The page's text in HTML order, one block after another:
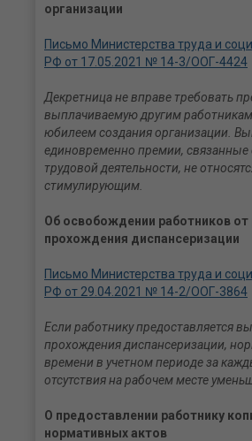
организации
Письмо Министерства труда и
РФ от 17.05.2021 № 14-3/ООГ-4424
Декретница не вправе требовать
выплачиваемую другим
юбилеем создания организации.
единовременно премии,
трудовой деятельности, не
стимулирующим.
Об освобождении работников
прохождения диспансеризации
Письмо Министерства труда и
РФ от 29.04.2021 № 14-2/ООГ-3864
Если работнику предоставляется
прохождения диспансеризации,
времени в учетном периоде за
отсутствия на рабочем месте
О предоставлении работнику
нормативных актов